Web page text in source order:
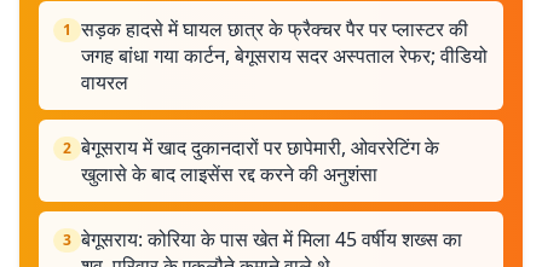
1 सड़क हादसे में घायल छात्र के फ्रैक्चर पैर पर प्लास्टर की
जगह बांधा गया कार्टन, बेगूसराय सदर अस्पताल रेफर; वीडियो
वायरल
2 बेगूसराय में खाद दुकानदारों पर छापेमारी, ओवररेटिंग के
खुलासे के बाद लाइसेंस रद्द करने की अनुशंसा
3 बेगूसराय: कोरिया के पास खेत में मिला 45 वर्षीय शख्स का